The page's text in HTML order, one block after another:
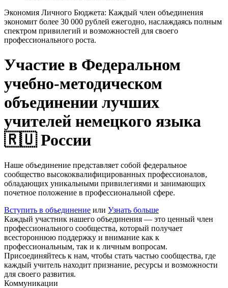
Экономия Личного Бюджета: Каждый член объединения
экономит более 30 000 рублей ежегодно, наслаждаясь полным
спектром привилегий и возможностей для своего
профессионального роста.
Участие в Федеральном
учебно-методическом
объединении лучших
учителей немецкого языка
🇷🇺 России
Наше объединение представляет собой федеральное
сообщество высококвалифицированных профессионалов,
обладающих уникальными привилегиями и занимающих
почетное положение в профессиональной сфере.
Вступить в объединение или Узнать больше
Каждый участник нашего объединения — это ценный член
профессионального сообщества, который получает
всестороннюю поддержку и внимание как к
профессиональным, так и к личным вопросам.
Присоединяйтесь к нам, чтобы стать частью сообщества, где
каждый учитель находит признание, ресурсы и возможности
для своего развития.
Коммуникации